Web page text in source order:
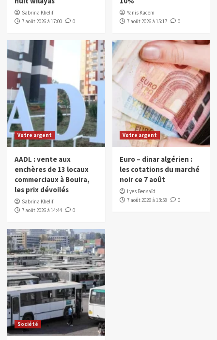
Sabrina Khelifi
7 août 2026 à 17:00
0
Yanis Kacem
7 août 2026 à 15:17
0
Votre argent
AADL : vente aux
enchères de 13 locaux
commerciaux à Bouira,
les prix dévoilés
Sabrina Khelifi
7 août 2026 à 14:44
0
Votre argent
Euro – dinar algérien :
les cotations du marché
noir ce 7 août
Lyes Bensaïd
7 août 2026 à 13:58
0
Société